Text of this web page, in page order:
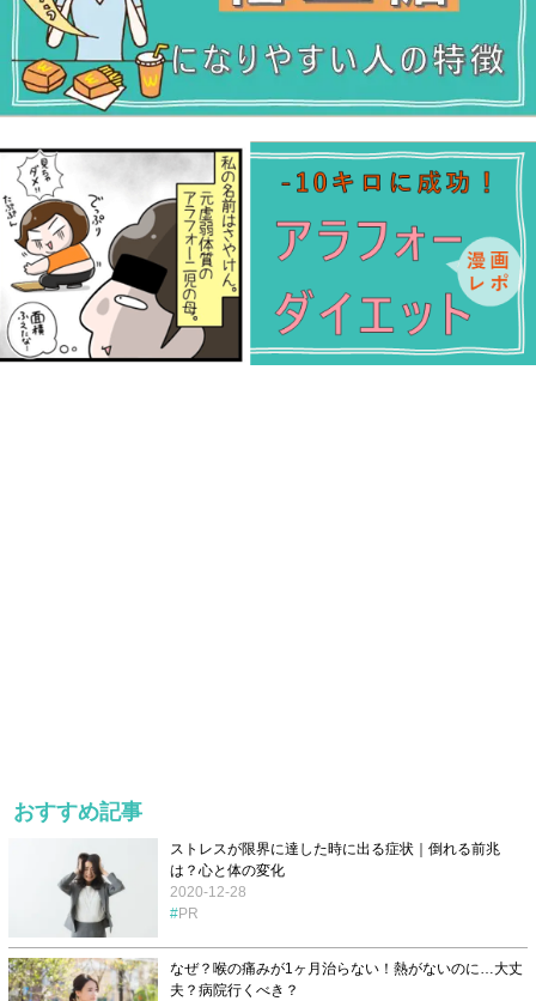
おすすめ記事
ストレスが限界に達した時に出る症状｜倒れる前兆
は？心と体の変化
2020-12-28
PR
なぜ？喉の痛みが1ヶ月治らない！熱がないのに…大丈
夫？病院行くべき？